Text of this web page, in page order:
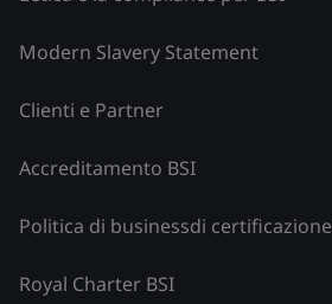
Modern Slavery Statement
Clienti e Partner
Accreditamento BSI
Politica di businessdi certificazione
Royal Charter BSI